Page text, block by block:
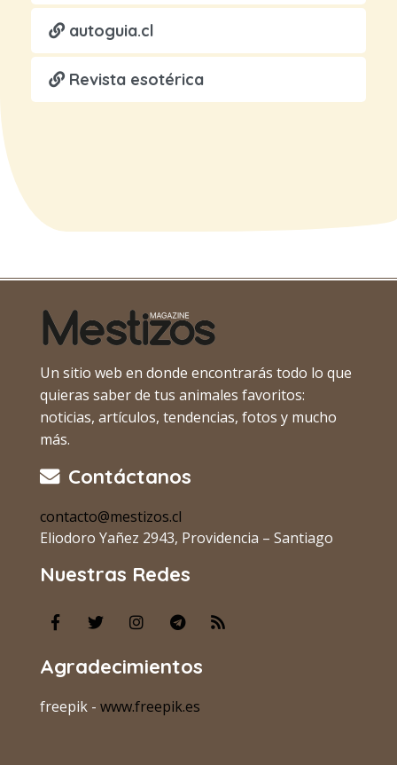
autoguia.cl
Revista esotérica
Un sitio web en donde encontrarás todo lo que
quieras saber de tus animales favoritos:
noticias, artículos, tendencias, fotos y mucho
más.
Contáctanos
contacto@mestizos.cl
Eliodoro Yañez 2943, Providencia – Santiago
Nuestras Redes
Agradecimientos
freepik - www.freepik.es